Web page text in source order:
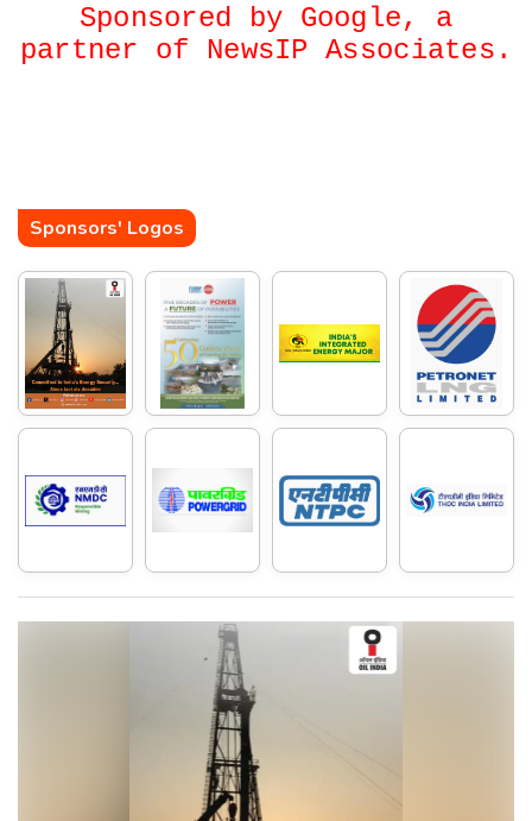
Sponsored by Google, a
partner of NewsIP Associates.
Sponsors' Logos